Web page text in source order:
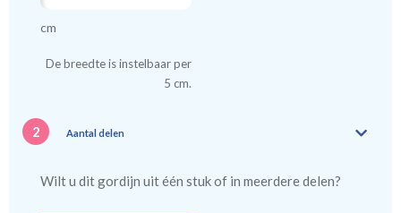
cm
De breedte is instelbaar per
5 cm.
2 Aantal delen
Wilt u dit gordijn uit één stuk of in meerdere delen?